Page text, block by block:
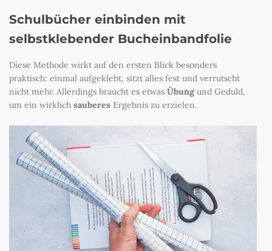
Schulbücher einbinden mit
selbstklebender Bucheinbandfolie
Diese Methode wirkt auf den ersten Blick besonders
praktisch: einmal aufgeklebt, sitzt alles fest und verrutscht
nicht mehr. Allerdings braucht es etwas Übung und Geduld,
um ein wirklich sauberes Ergebnis zu erzielen.